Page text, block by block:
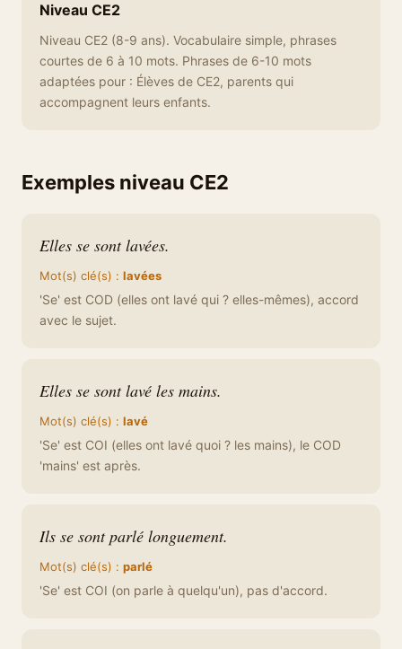
Niveau CE2
Niveau CE2 (8-9 ans). Vocabulaire simple, phrases
courtes de 6 à 10 mots. Phrases de 6-10 mots
adaptées pour : Élèves de CE2, parents qui
accompagnent leurs enfants.
Exemples niveau CE2
Elles se sont lavées.
Mot(s) clé(s) : lavées
'Se' est COD (elles ont lavé qui ? elles-mêmes), accord
avec le sujet.
Elles se sont lavé les mains.
Mot(s) clé(s) : lavé
'Se' est COI (elles ont lavé quoi ? les mains), le COD
'mains' est après.
Ils se sont parlé longuement.
Mot(s) clé(s) : parlé
'Se' est COI (on parle à quelqu'un), pas d'accord.